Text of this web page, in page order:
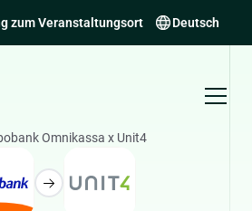
zum Veranstaltungsort Deutsch
Omnikassa x Unit4